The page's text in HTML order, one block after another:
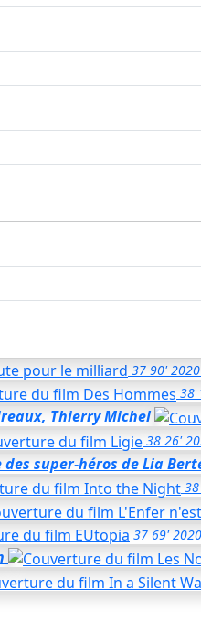
37 90' 2020
38
Thierry Michel
38 26'
super-héros de Lia
38
37 69' 2020